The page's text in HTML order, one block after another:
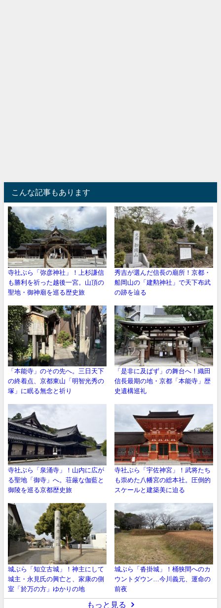
こんな記事もあります
寺社ぶら「弥彦神社」！上杉謙信
も勝利を祈った越後一宮。山頂の
聖地・御神廟を巡る歴史旅
秀吉が選んだ信長の廟所！京都・
船岡山の「建勲神社」で天下布武
の跡を辿る
「本能寺」のその先へ。三日天下
の終着点、京都東山「明智光秀の
塚」に眠る無念と祈り
「是非に及ばず」の舞台へ！織田
信長最期の地・京都「本能寺」歴
史遺構巡礼
寺社ぶら「泉涌寺」！山内に広が
る聖地「御寺」へ。荘厳な伽藍と
御陵を巡る京都歴史旅
寺社ぶら「宇佐神宮」！武将たち
も崇めた八幡宮の総本社。圧倒的
スケールと建築美に迫る
城ぶら「知立古城」！神主にして
城主・永見氏の興亡と、家康の側
室「於万の方」ゆかりの地
城ぶら「沓掛城」！桶狭間へのカ
ウントダウン…今川義元、運命の
前夜
もっと見る